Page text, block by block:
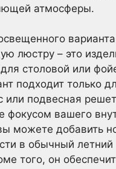
атмосферы.
люстру – это
столовой или
подходит только
или подвесная
фокусом вашего
можете добавить
в обычный летний
того, он обеспечит